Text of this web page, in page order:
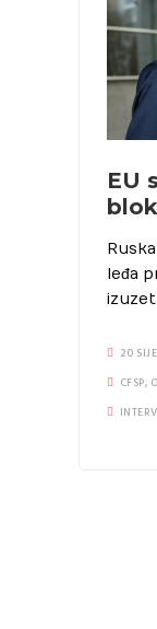
EU
leđa
20
CFSP,